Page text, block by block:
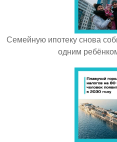
Семейную ипотеку снова
одним